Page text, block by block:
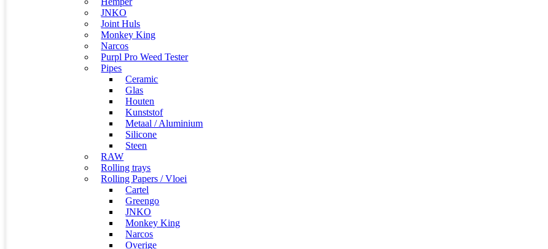
JNKO
Joint Huls
Monkey King
Narcos
Purpl Pro Weed Tester
Pipes
Ceramic
Glas
Houten
Kunststof
Metaal / Aluminium
Silicone
Steen
RAW
Rolling trays
Rolling Papers / Vloei
Cartel
Greengo
JNKO
Monkey King
Narcos
Overige